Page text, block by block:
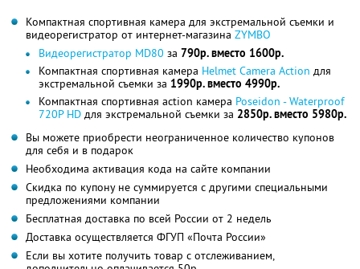
Компактная спортивная камера для экстремальной съемки и
видеорегистратор от интернет-магазина ZYMBO
Видеорегистратор MD80 за 790р. вместо 1600р.
Компактная спортивная камера Helmet Camera Action для
экстремальной съемки за 1990р. вместо 4990р.
Компактная спортивная action камера Poseidon - Waterproof
720P HD для экстремальной съемки за 2850р. вместо 5980р.
Вы можете приобрести неограниченное количество купонов
для себя и в подарок
Необходима активация кода на сайте компании
Скидка по купону не суммируется с другими специальными
предложениями компании
Бесплатная доставка по всей России от 2 недель
Доставка осуществляется ФГУП «Почта России»
Если вы хотите получить товар с отслеживанием,